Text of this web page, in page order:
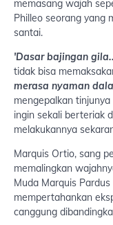
memasang wajah
Philleo seorang yang
santai.
'Dasar bajingan
tidak bisa
merasa nyaman
mengepalkan
ingin sekali berteriak
melakukannya
Marquis Ortio, sang
memalingkan
Muda Marquis
mempertahankan
canggung